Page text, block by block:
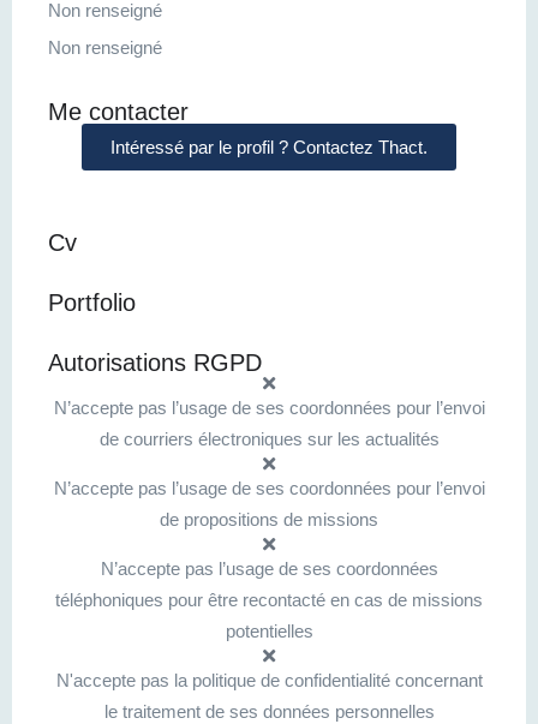
Non renseigné
Non renseigné
Me contacter
Intéressé par le profil ? Contactez Thact.
Cv
Portfolio
Autorisations RGPD
N’accepte pas l’usage de ses coordonnées pour l’envoi
de courriers électroniques sur les actualités
N’accepte pas l’usage de ses coordonnées pour l’envoi
de propositions de missions
N’accepte pas l’usage de ses coordonnées
téléphoniques pour être recontacté en cas de missions
potentielles
N'accepte pas la politique de confidentialité concernant
le traitement de ses données personnelles